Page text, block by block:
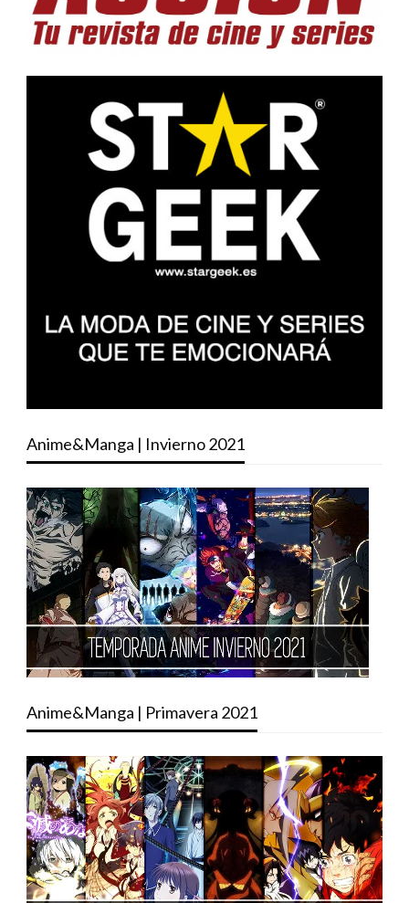
Anime&Manga | Invierno 2021
Anime&Manga | Primavera 2021